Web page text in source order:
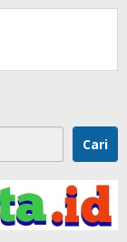
Cari